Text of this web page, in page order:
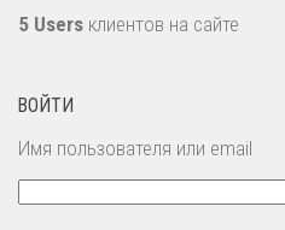
5 Users клиентов на сайте
ВОЙТИ
Имя пользователя или email